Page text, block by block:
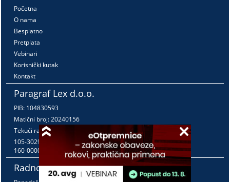
Početna
O nama
Besplatno
Pretplata
Vebinari
Korisnički kutak
Kontakt
Paragraf Lex d.o.o.
PIB: 104830593
Matični broj: 20240156
Tekući račun:
105-3029346-18
160-0000000380290-23
Radno vreme: